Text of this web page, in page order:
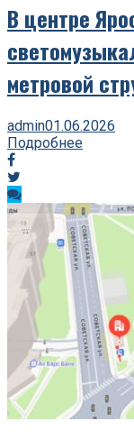
В центре
метровой
admin01.06.2026
Подробнее